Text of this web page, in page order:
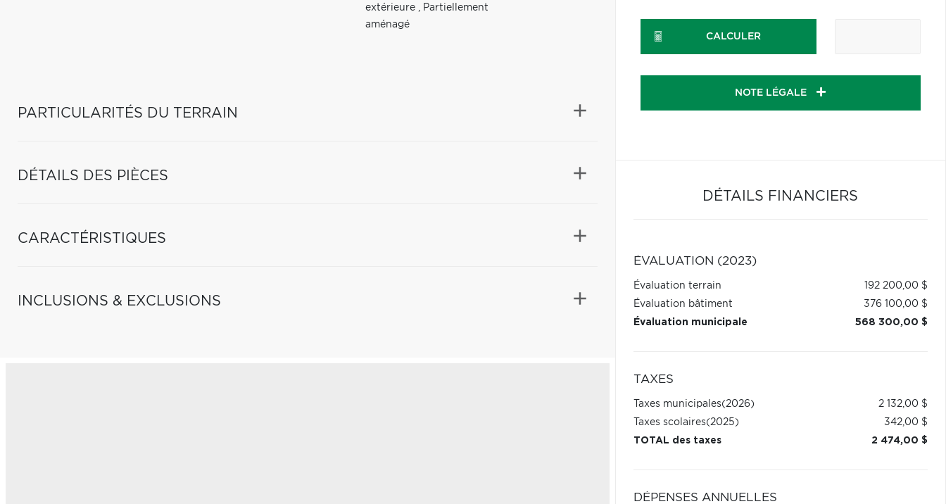
extérieure , Partiellement
aménagé
PARTICULARITÉS DU TERRAIN
DÉTAILS DES PIÈCES
CARACTÉRISTIQUES
INCLUSIONS & EXCLUSIONS
CALCULER
NOTE LÉGALE
DÉTAILS FINANCIERS
ÉVALUATION (2023)
Évaluation terrain
192 200,00 $
Évaluation bâtiment
376 100,00 $
Évaluation municipale
568 300,00 $
TAXES
Taxes municipales(2026)
2 132,00 $
Taxes scolaires(2025)
342,00 $
TOTAL des taxes
2 474,00 $
DÉPENSES ANNUELLES